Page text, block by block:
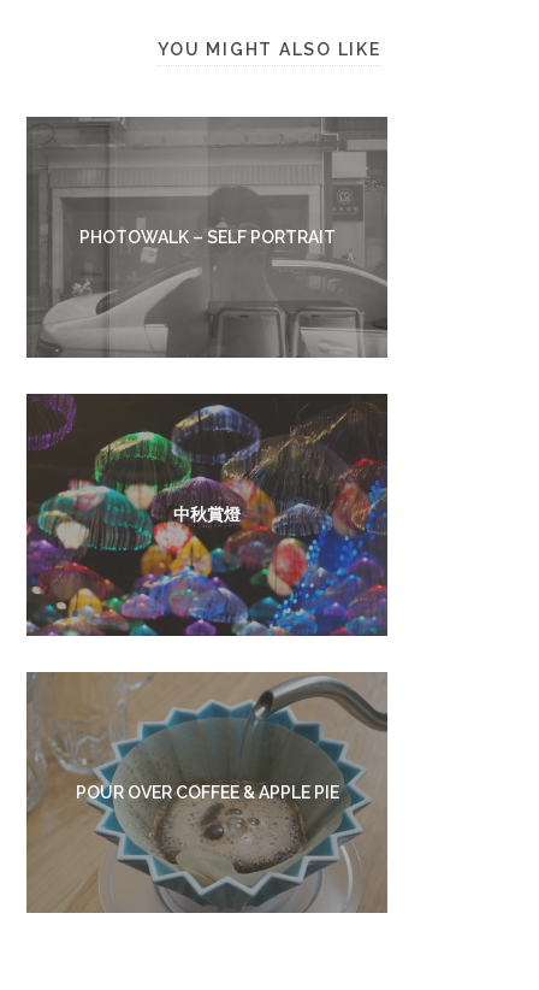
YOU MIGHT ALSO LIKE
PHOTOWALK – SELF PORTRAIT
中秋賞燈
POUR OVER COFFEE & APPLE PIE